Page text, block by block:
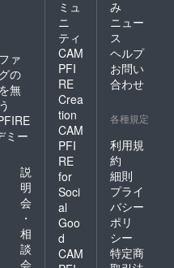
ァ
の
無
ミー
説
明
会
・
相
談
会
ミュ
ニ
ティ
CAM
PFI
RE
Crea
tion
CAM
PFI
RE
for
Soci
al
Goo
d
CAM
み
ニュー
ス
ヘルプ
お問い
合わせ
各種規定
利用規
約
細則
プライ
バシー
ポリ
シー
特定商